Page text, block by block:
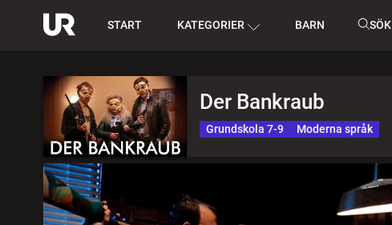
START KATEGORIER BARN SÖK
Der Bankraub
Grundskola 7-9 Moderna språk